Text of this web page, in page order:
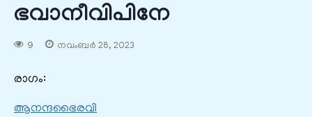
ഭവാനീവിപിനേ
9 നവംബർ 28, 2023
രാഗം:
ആനന്ദഭൈരവി